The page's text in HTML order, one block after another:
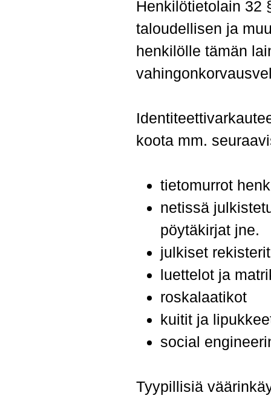
Henkilötietolain 32
taloudellisen ja
henkilölle tämän
koota mm.
tietomurrot
netissä
pöytäkirjat jne.
julkiset
luettelot ja
roskalaatikot
kuitit ja
social
Tyypillisiä